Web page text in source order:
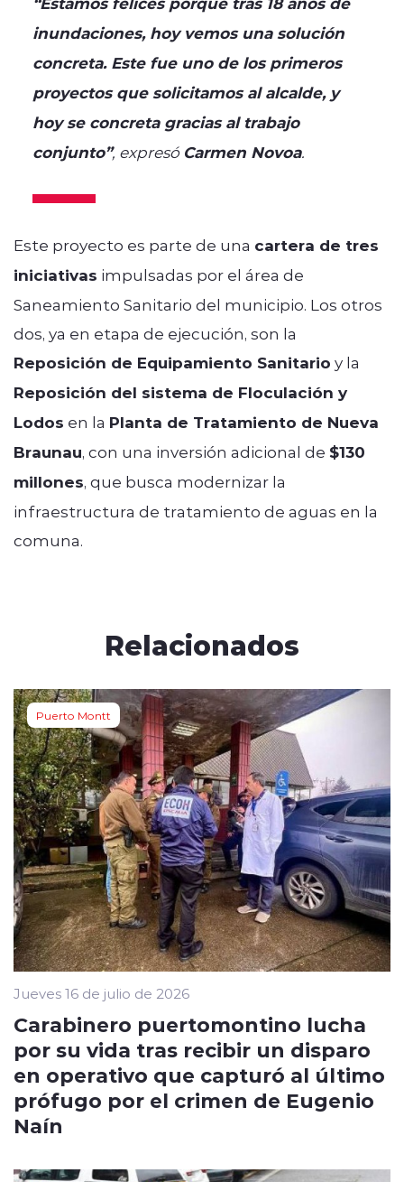
inundaciones, hoy vemos una solución
concreta. Este fue uno de los primeros
proyectos que solicitamos al alcalde, y
hoy se concreta gracias al trabajo
conjunto”, expresó Carmen Novoa.
Este proyecto es parte de una cartera de tres
iniciativas impulsadas por el área de
Saneamiento Sanitario del municipio. Los otros
dos, ya en etapa de ejecución, son la
Reposición de Equipamiento Sanitario y la
Reposición del sistema de Floculación y
Lodos en la Planta de Tratamiento de Nueva
Braunau, con una inversión adicional de $130
millones, que busca modernizar la
infraestructura de tratamiento de aguas en la
comuna.
Relacionados
Puerto Montt
Jueves 16 de julio de 2026
Carabinero puertomontino lucha
por su vida tras recibir un disparo
en operativo que capturó al último
prófugo por el crimen de Eugenio
Naín